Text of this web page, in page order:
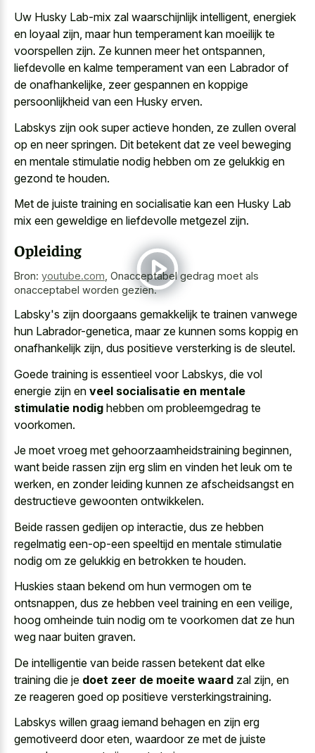
Uw Husky Lab-mix zal waarschijnlijk intelligent, energiek
en loyaal zijn, maar hun temperament kan moeilijk te
voorspellen zijn. Ze kunnen meer het ontspannen,
liefdevolle en kalme temperament van een Labrador of
de onafhankelijke, zeer gespannen en koppige
persoonlijkheid van een Husky erven.
Labskys zijn ook super actieve honden, ze zullen overal
op en neer springen. Dit betekent dat ze veel beweging
en mentale stimulatie nodig hebben om ze gelukkig en
gezond te houden.
Met de juiste training en socialisatie kan een Husky Lab
mix een geweldige en liefdevolle metgezel zijn.
Opleiding
Bron: youtube.com Onacceptabel gedrag moet als
onacceptabel worden gezien.
Labsky's zijn doorgaans gemakkelijk te trainen vanwege
hun Labrador-genetica, maar ze kunnen soms koppig en
onafhankelijk zijn, dus positieve versterking is de sleutel.
Goede training is essentieel voor Labskys, die vol
energie zijn en veel socialisatie en mentale
stimulatie nodig hebben om probleemgedrag te
voorkomen.
Je moet vroeg met gehoorzaamheidstraining beginnen,
want beide rassen zijn erg slim en vinden het leuk om te
werken, en zonder leiding kunnen ze afscheidsangst en
destructieve gewoonten ontwikkelen.
Beide rassen gedijen op interactie, dus ze hebben
regelmatig een-op-een speeltijd en mentale stimulatie
nodig om ze gelukkig en betrokken te houden.
Huskies staan bekend om hun vermogen om te
ontsnappen, dus ze hebben veel training en een veilige,
hoog omheinde tuin nodig om te voorkomen dat ze hun
weg naar buiten graven.
De intelligentie van beide rassen betekent dat elke
training die je doet zeer de moeite waard zal zijn, en
ze reageren goed op positieve versterkingstraining.
Labskys willen graag iemand behagen en zijn erg
gemotiveerd door eten, waardoor ze met de juiste